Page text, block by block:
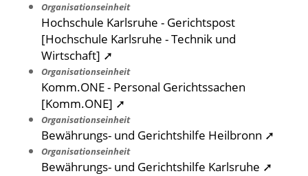
Organisationseinheit
Hochschule Karlsruhe - Gerichtspost
[Hochschule Karlsruhe - Technik und
Wirtschaft] ➚
Organisationseinheit
Komm.ONE - Personal Gerichtssachen
[Komm.ONE] ➚
Organisationseinheit
Bewährungs- und Gerichtshilfe Heilbronn ➚
Organisationseinheit
Bewährungs- und Gerichtshilfe Karlsruhe ➚